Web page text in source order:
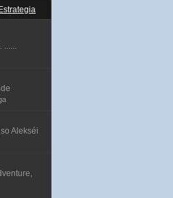
Estrategia
......
Alekséi